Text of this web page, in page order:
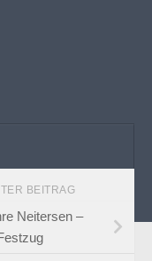
BEITRAG
Neitersen –